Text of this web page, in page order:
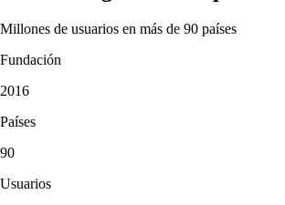
Millones de usuarios en más de 90 países
Fundación
2016
Países
90
Usuarios